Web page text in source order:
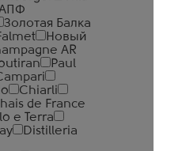
Золотая Балка
Новый
AR
Paul
Chiarli
de France
e Terra
Distilleria